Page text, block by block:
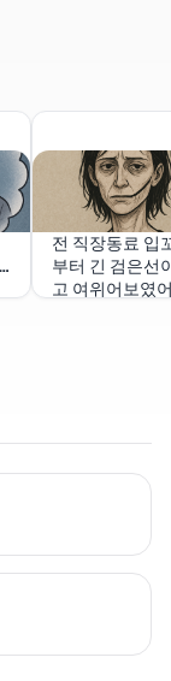
전 직장동료 입
부터 긴 검은선
고 여위어보였